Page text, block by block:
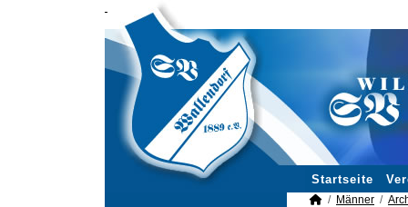
Startseite
Männer